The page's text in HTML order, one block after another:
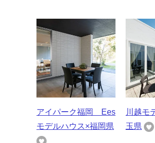
アイパーク福岡 Ees
モデルハウス×福岡県
川越モ
玉県